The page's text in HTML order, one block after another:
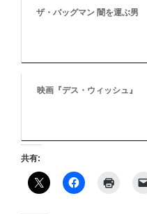
ザ・バッグマン 闇を運ぶ男
映画『デス・ウィッシュ』
共有: